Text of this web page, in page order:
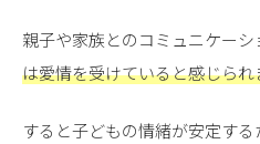
親子や家族とのコミュニケーシ
は愛情を受けていると感じられ
すると子どもの情緒が安定す